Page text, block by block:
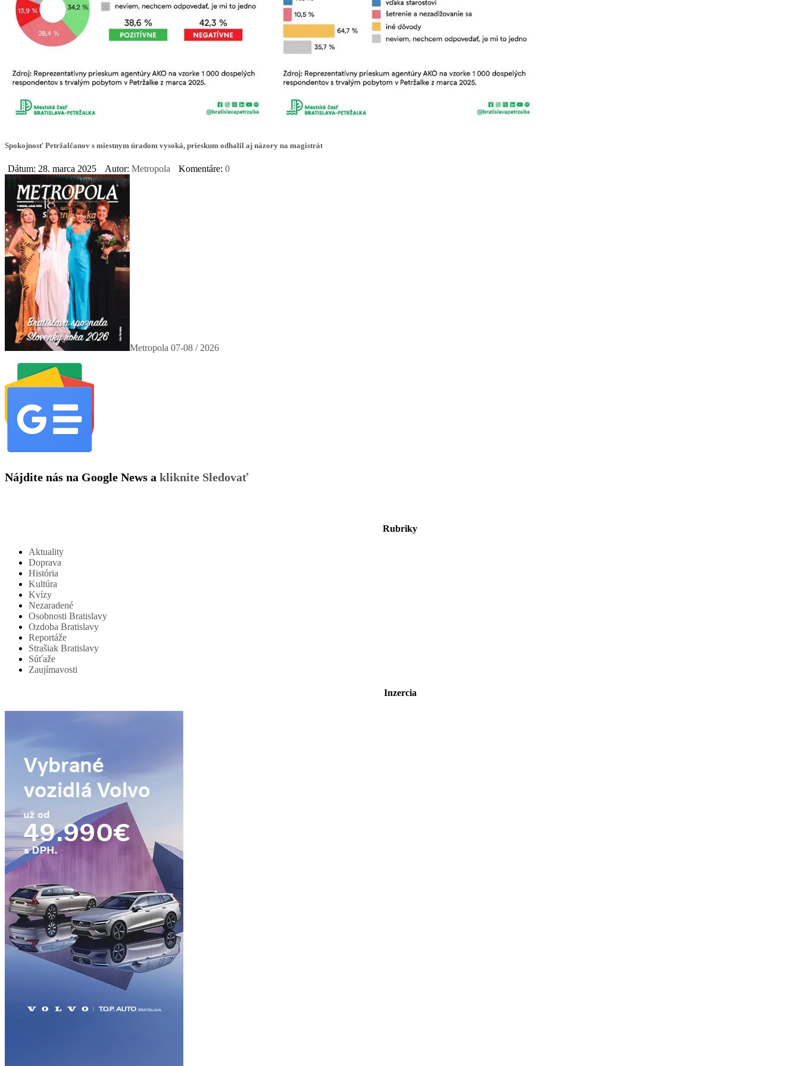
Spokojnosť Petržalčanov s miestnym úradom vysoká, prieskum odhalil aj názory na magistrát
Dátum: 28. marca 2025 Autor: Metropola Komentáre: 0
Metropola 07-08 / 2026
Nájdite nás na Google News a kliknite Sledovať
Rubriky
Aktuality
Doprava
História
Kultúra
Kvízy
Nezaradené
Osobnosti Bratislavy
Ozdoba Bratislavy
Reportáže
Strašiak Bratislavy
Súťaže
Zaujímavosti
Inzercia